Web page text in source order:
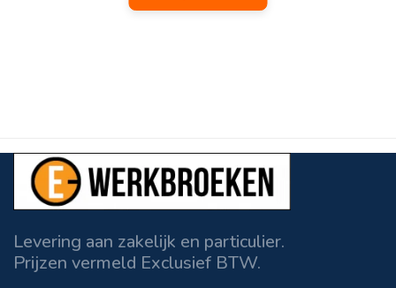
Levering aan zakelijk en particulier.
Prijzen vermeld Exclusief BTW.